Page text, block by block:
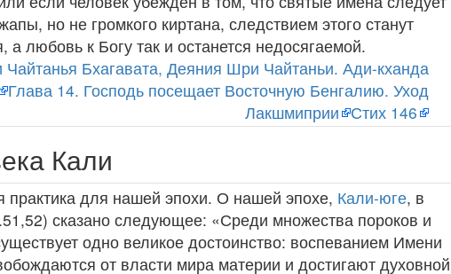
но не громкого киртана, следствием этого станут
любовь к Богу так и останется недосягаемой.
Бхагавата, Деяния Шри Чайтаньи. Ади-кханда
Глава 14. Господь посещает Восточную Бенгалию. Уход
Лакшмиприи Стих 146
Кали
практика для нашей эпохи. О нашей эпохе, Кали-юге, в
сказано следующее: «Среди множества пороков и
одно великое достоинство: воспеванием Имени
от власти мира материи и достигают духовной